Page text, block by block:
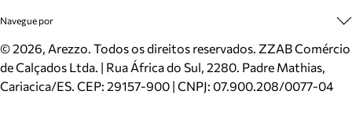
Inverno
Mundo Arezzo
Meus Pedidos
Trocas e Devoluções
Cartão Presente
Localizador de lojas
Politica e Privacidade
Navegue por
Sapatos
Bolsas
Scarpins
©2026, Arezzo. Todos os direitos reservados. ZZAB Comércio
de Calçados Ltda. | Rua África do Sul, 2280. Padre Mathias,
Cariacica/ES. CEP: 29157-900 | CNPJ: 07.900.208/0077-04